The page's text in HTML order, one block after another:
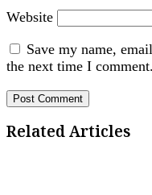
Website
Save my name,
the next time I comment.
Related Articles